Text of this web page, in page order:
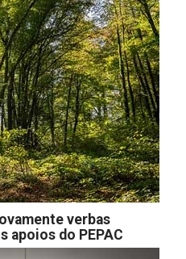
verbas
apoios do PEPAC